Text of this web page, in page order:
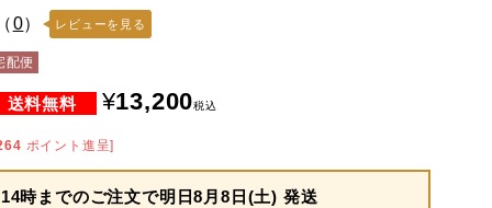
0） レビューを見る
配便
¥13,200税込
ポイント進呈]
14時までのご注文で明日8月8日(土) 発送